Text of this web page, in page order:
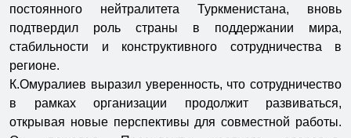
постоянного нейтралитета Туркменистана, вновь
подтвердил роль страны в поддержании мира,
стабильности и конструктивного сотрудничества в
регионе.
К.Омуралиев выразил уверенность, что сотрудничество
в рамках организации продолжит развиваться,
открывая новые перспективы для совместной работы.